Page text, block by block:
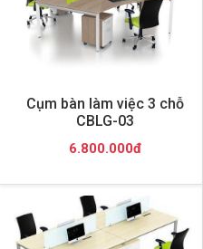
Cụm bàn làm việc 3 chỗ
CBLG-03
6.800.000đ